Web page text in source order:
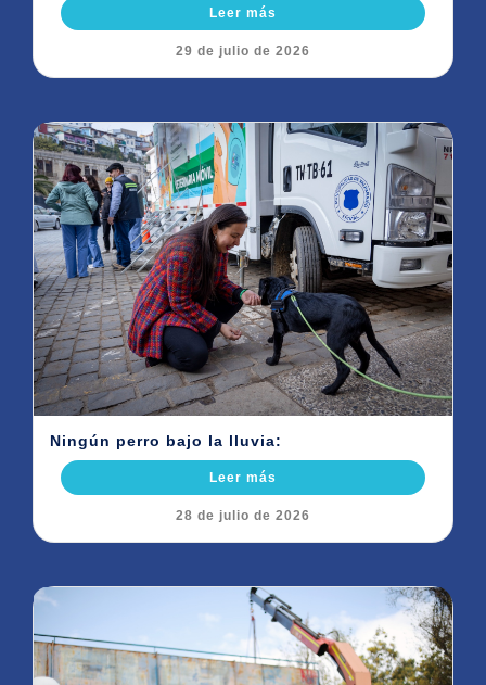
Leer más
29 de julio de 2026
Ningún perro bajo la lluvia:
Leer más
28 de julio de 2026